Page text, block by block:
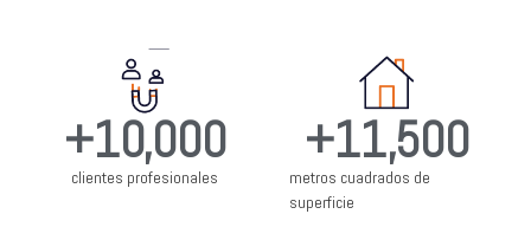
clientes profesionales
+10,000
metros cuadrados de
superficie
+11,500